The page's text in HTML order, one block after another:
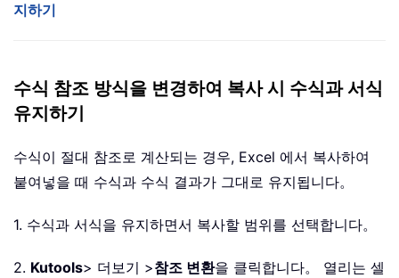
지하기
수식 참조 방식을 변경하여 복사 시 수식과 서식
유지하기
수식이 절대 참조로 계산되는 경우, Excel 에서 복사하여
붙여넣을 때 수식과 수식 결과가 그대로 유지됩니다。
1. 수식과 서식을 유지하면서 복사할 범위를 선택합니다。
2. Kutools> 더보기 >참조 변환을 클릭합니다。 열리는 셀